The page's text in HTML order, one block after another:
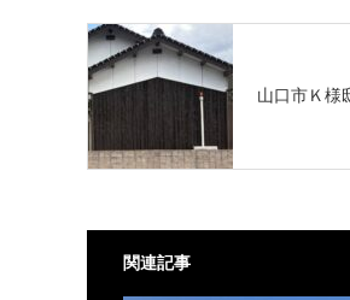
山口市Ｋ様
関連記事